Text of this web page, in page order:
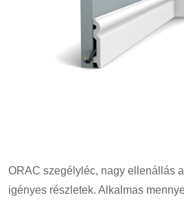
ORAC szegélyléc, nagy ellenállás
igényes részletek. Alkalmas